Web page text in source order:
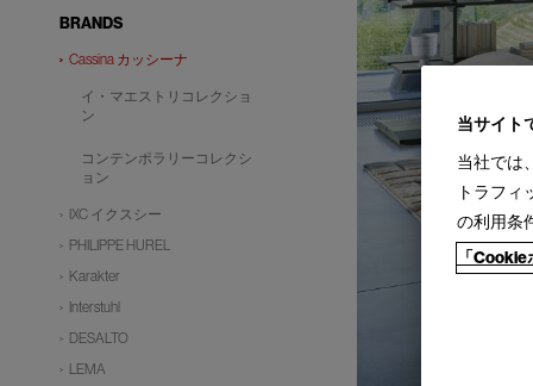
BRANDS
Cassina カッシーナ
イ・マエストリコレクショ
ン
コンテンポラリーコレクシ
ョン
IXC イクスシー
PHILIPPE HUREL
Karakter
Interstuhl
DESALTO
LEMA
当サイト
当社では
トラフ
の利用条
「